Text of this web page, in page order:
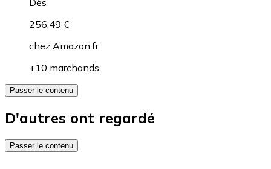
256,49 €
chez Amazon.fr
+10 marchands
Passer le contenu
D'autres ont regardé
Passer le contenu